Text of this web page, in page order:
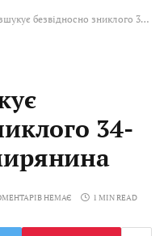
зниклого 34-річного житомирянина
34-
НЕМАЄ 1 MIN READ